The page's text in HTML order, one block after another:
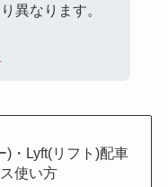
異なります。
)・Lyft(リフト)配車
使い方